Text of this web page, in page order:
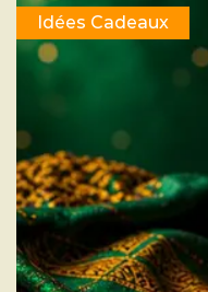
Idées Cadeaux